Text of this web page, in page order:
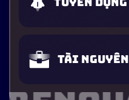
Tài nguyên